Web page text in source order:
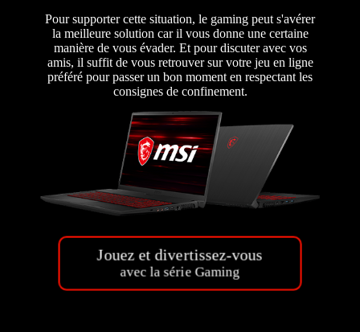
Pour supporter cette situation, le gaming peut s'avérer
la meilleure solution car il vous donne une certaine
manière de vous évader. Et pour discuter avec vos
amis, il suffit de vous retrouver sur votre jeu en ligne
préféré pour passer un bon moment en respectant les
consignes de confinement.
Jouez et divertissez-vous
avec la série Gaming